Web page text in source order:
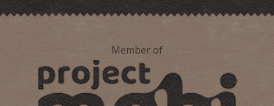
Member of